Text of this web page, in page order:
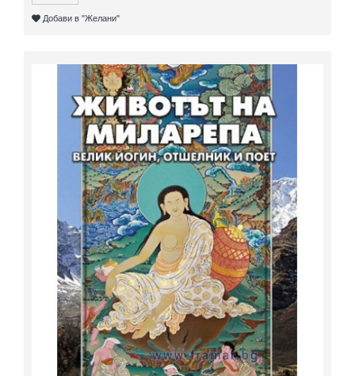
Добави в "Желани"